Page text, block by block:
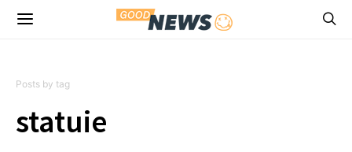
Posts by tag
statuie